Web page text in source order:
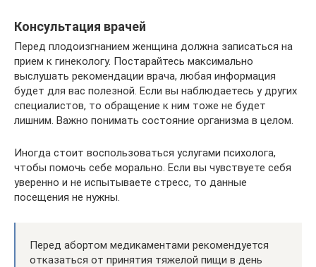
Консультация врачей
Перед плодоизгнанием женщина должна записаться на
прием к гинекологу. Постарайтесь максимально
выслушать рекомендации врача, любая информация
будет для вас полезной. Если вы наблюдаетесь у других
специалистов, то обращение к ним тоже не будет
лишним. Важно понимать состояние организма в целом.
Иногда стоит воспользоваться услугами психолога,
чтобы помочь себе морально. Если вы чувствуете себя
уверенно и не испытываете стресс, то данные
посещения не нужны.
Перед абортом медикаментами рекомендуется
отказаться от принятия тяжелой пищи в день